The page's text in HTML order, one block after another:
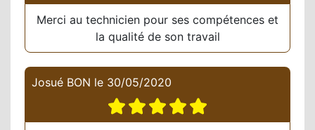
Merci au technicien pour ses compétences et
la qualité de son travail
Josué BON le 30/05/2020